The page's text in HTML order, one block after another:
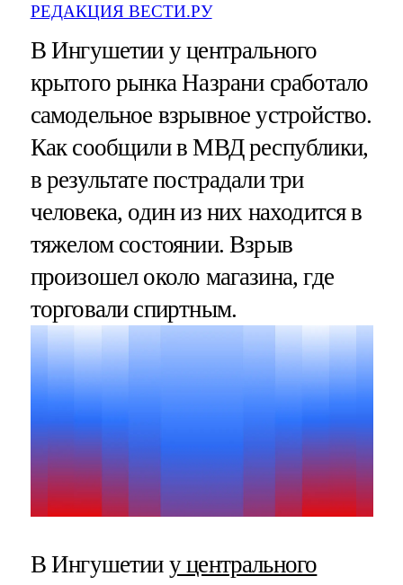
РЕДАКЦИЯ ВЕСТИ.РУ
В Ингушетии у центрального
крытого рынка Назрани сработало
самодельное взрывное устройство.
Как сообщили в МВД республики,
в результате пострадали три
человека, один из них находится в
тяжелом состоянии. Взрыв
произошел около магазина, где
торговали спиртным.
В Ингушетии у центрального